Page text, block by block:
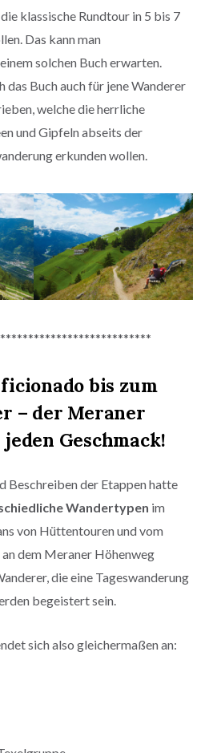
klassische Rundtour in 5 bis 7
Das kann man
solchen Buch erwarten.
das Buch auch für jene Wanderer
welche die herrliche
und Gipfeln abseits der
erkunden wollen.
bis zum
– der Meraner
Geschmack!
Beschreiben der Etappen hatte
Wandertypen im
von Hüttentouren und vom
dem Meraner Höhenweg
die eine Tageswanderung
begeistert sein.
sich also gleichermaßen an: